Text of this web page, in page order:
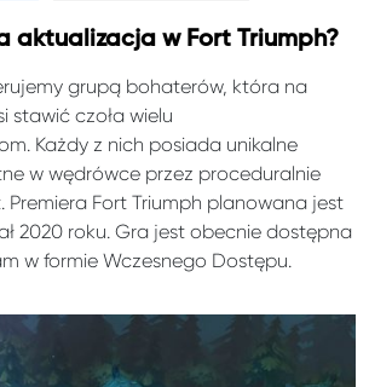
aktualizacja w Fort Triumph?
grupą bohaterów, która na
stawić czoła wielu
Każdy z nich posiada unikalne
w wędrówce przez proceduralnie
Premiera Fort Triumph planowana jest
2020 roku. Gra jest obecnie dostępna
w formie Wczesnego Dostępu.